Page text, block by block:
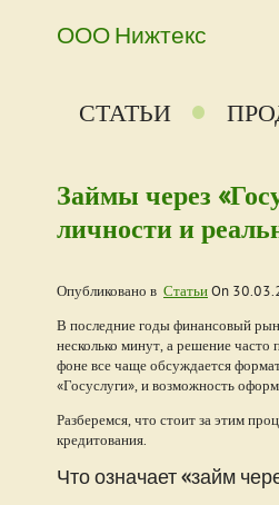
ООО Нижтекс
СТАТЬИ
Займы через
личности и
Опубликовано в СтатьиOn
В последние годы финансовый
несколько минут, а решение
фоне все чаще обсуждается
«Госуслуги», и возможность
Разберемся, что стоит за этим
кредитования.
Что означает «займ